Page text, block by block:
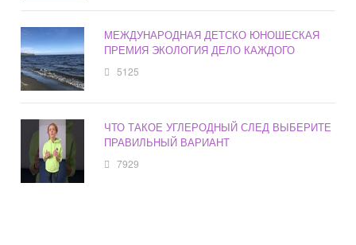
МЕЖДУНАРОДНАЯ ДЕТСКО ЮНОШЕСКАЯ
ПРЕМИЯ ЭКОЛОГИЯ ДЕЛО КАЖДОГО
5125
ЧТО ТАКОЕ УГЛЕРОДНЫЙ СЛЕД ВЫБЕРИТЕ
ПРАВИЛЬНЫЙ ВАРИАНТ
7929